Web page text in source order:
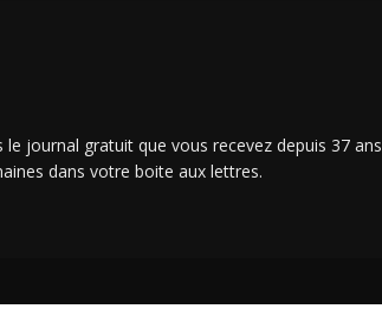
journal gratuit que vous recevez depuis 37 ans
dans votre boite aux lettres.